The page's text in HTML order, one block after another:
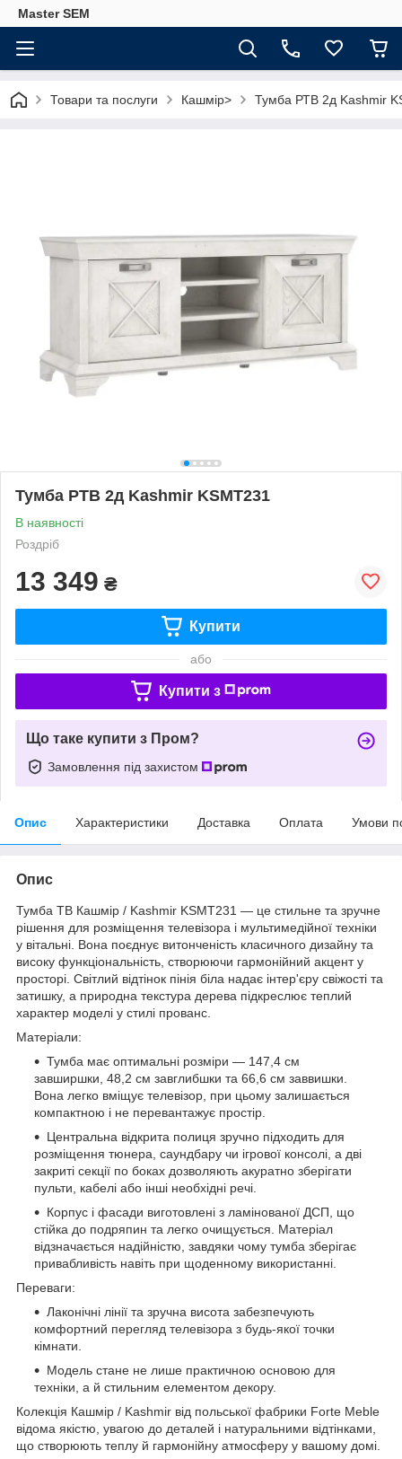
Master SEM
Товари та послуги Кашмір> Тумба РТВ 2д Kashmir
Тумба РТВ 2д Kashmir KSMT231
В наявності
Роздріб
13 349 ₴
Купити
або
Купити з
Що таке купити з Пром?
Замовлення під захистом
Опис Характеристики Доставка Оплата Умови
Опис
Тумба ТВ Кашмір / Kashmir KSMT231 — це стильне та зручне
рішення для розміщення телевізора і мультимедійної техніки
у вітальні. Вона поєднує витонченість класичного дизайну та
високу функціональність, створюючи гармонійний акцент у
просторі. Світлий відтінок пінія біла надає інтер'єру свіжості та
затишку, а природна текстура дерева підкреслює теплий
характер моделі у стилі прованс.
Матеріали:
Тумба має оптимальні розміри — 147,4 см
завширшки, 48,2 см завглибшки та 66,6 см заввишки.
Вона легко вміщує телевізор, при цьому залишається
компактною і не перевантажує простір.
Центральна відкрита полиця зручно підходить для
розміщення тюнера, саундбару чи ігрової консолі, а дві
закриті секції по боках дозволяють акуратно зберігати
пульти, кабелі або інші необхідні речі.
Корпус і фасади виготовлені з ламінованої ДСП, що
стійка до подряпин та легко очищується. Матеріал
відзначається надійністю, завдяки чому тумба зберігає
привабливість навіть при щоденному використанні.
Переваги:
Лаконічні лінії та зручна висота забезпечують
комфортний перегляд телевізора з будь-якої точки
кімнати.
Модель стане не лише практичною основою для
техніки, а й стильним елементом декору.
Колекція Кашмір / Kashmir від польської фабрики Forte Meble
відома якістю, увагою до деталей і натуральними відтінками,
що створюють теплу й гармонійну атмосферу у вашому домі.